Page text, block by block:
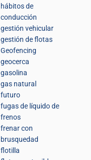
hábitos de
conducción
gestión vehicular
gestión de flotas
Geofencing
geocerca
gasolina
gas natural
futuro
fugas de líquido de
frenos
frenar con
brusquedad
flotilla